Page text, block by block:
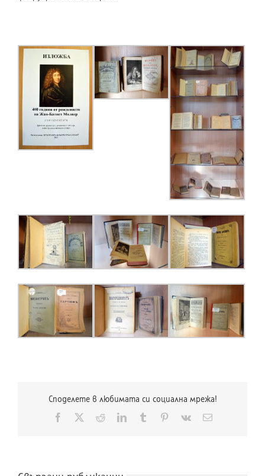
Споделете в любимата си социална мрежа!
Facebook RedditLinkedInTumblr Pinterest
Vk
Електронна